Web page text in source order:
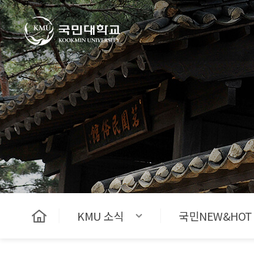
국민대학교
KMU 소식 국민NEW&HOT